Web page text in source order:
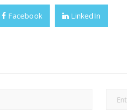
Facebook LinkedIn